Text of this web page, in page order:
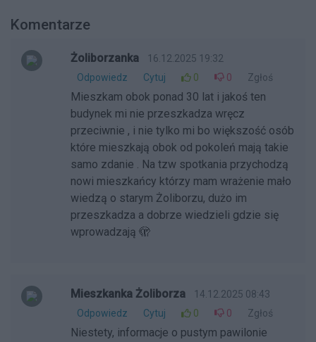
Komentarze
Żoliborzanka
16.12.2025 19:32
Odpowiedz
Cytuj 0 0 Zgłoś
Mieszkam obok ponad 30 lat i jakoś ten
budynek mi nie przeszkadza wręcz
przeciwnie , i nie tylko mi bo większość osób
które mieszkają obok od pokoleń mają takie
samo zdanie . Na tzw spotkania przychodzą
nowi mieszkańcy którzy mam wrażenie mało
wiedzą o starym Żoliborzu, dużo im
przeszkadza a dobrze wiedzieli gdzie się
wprowadzają 🫣
Mieszkanka Żoliborza
14.12.2025 08:43
Odpowiedz
Cytuj 0 0 Zgłoś
Niestety, informacje o pustym pawilonie